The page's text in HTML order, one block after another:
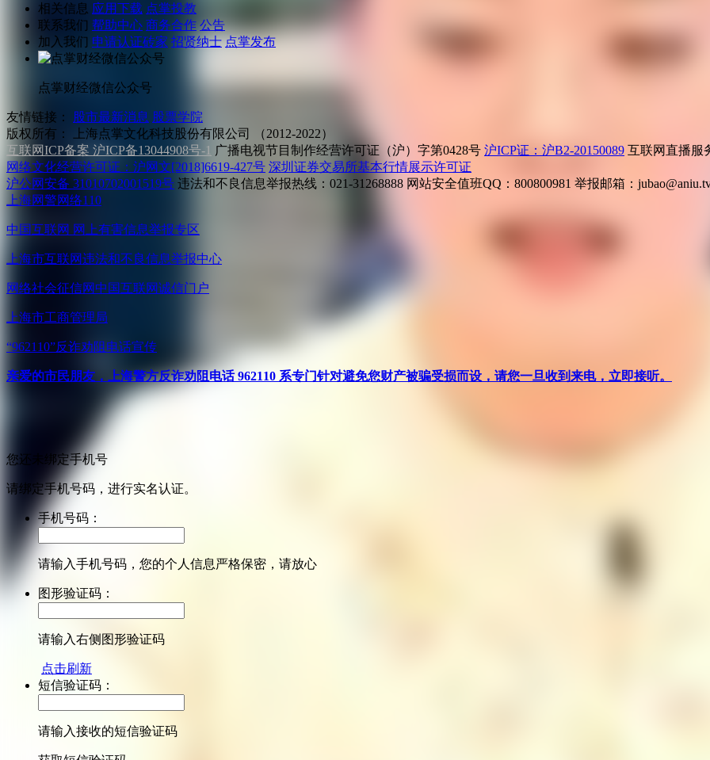
相关信息 应用下载 点掌投教
联系我们 帮助中心 商务合作 公告
加入我们 申请认证砖家 招贤纳士 点掌发布
点掌财经微信公众号
友情链接： 股市最新消息 股票学院
版权所有：
上海点掌文化科技股份有限公司 （2012-2022）
互联网ICP备案 沪ICP备13044908号-1 广播电视节目制作经营许可证（沪）字第0428号 沪ICP证：沪B2-20150089 互联网直播服
网络文化经营许可证：沪网文[2018]6619-427号 深圳证券交易所基本行情展示许可证
沪公网安备 31010702001519号 违法和不良信息举报热线：021-31268888 网站安全值班QQ：800800981 举报邮箱：
上海网警网络110
中国互联网 网上有害信息举报专区
上海市互联网违法和不良信息举报中心
网络社会征信网 中国互联网诚信门户
上海市工商管理局
“962110”反诈劝阻电话宣传
亲爱的市民朋友，上海警方反诈劝阻电话 962110 系专门针对避免您财产被骗受损而设，请您一旦收到来电，立即接听。
您还未绑定手机号
请绑定手机号码，进行实名认证。
手机号码：
请输入手机号码，您的个人信息严格保密，请放心
图形验证码：
请输入右侧图形验证码
点击刷新
短信验证码：
请输入接收的短信验证码